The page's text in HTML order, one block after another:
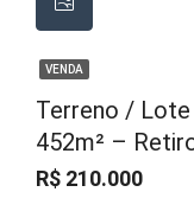
VENDA
Terreno / Lote
452m² –
R$ 210.000